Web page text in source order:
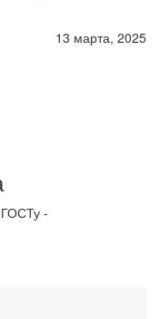
13 марта, 2025
-